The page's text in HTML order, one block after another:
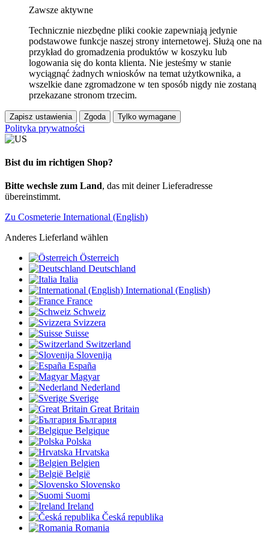
Zawsze aktywne
Technicznie niezbędne pliki cookie zapewniają jedynie
podstawowe funkcje naszej strony internetowej. Służą one na
przykład do gromadzenia produktów w koszyku lub
logowania się do konta klienta. Nie jesteśmy w stanie
wyciągnąć żadnych wniosków na temat użytkownika, a
wszelkie dane zgromadzone w ten sposób nigdy nie zostaną
przekazane stronom trzecim.
Zapisz ustawienia Zgoda Tylko wymagane
Polityka prywatności
Bist du im richtigen Shop?
Bitte wechsle zum Land, das mit deiner Lieferadresse
übereinstimmt.
Zu Cosmeterie International (English)
Anderes Lieferland wählen
Österreich
Deutschland
Italia
International (English)
France
Schweiz
Svizzera
Suisse
Switzerland
Slovenija
España
Magyar
Nederland
Sverige
Great Britain
България
Belgique
Polska
Hrvatska
Belgien
België
Slovensko
Suomi
Ireland
Česká republika
Romania